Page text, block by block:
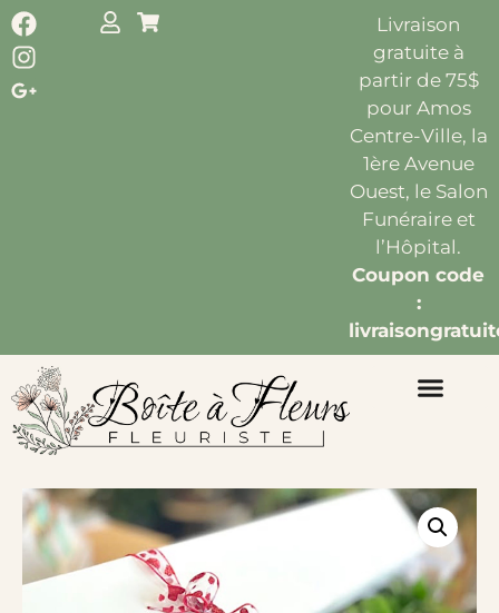
Livraison
gratuite à
partir de 75$
pour Amos
Centre-Ville, la
1ère Avenue
Ouest, le Salon
Funéraire et
l’Hôpital.
Coupon code
: